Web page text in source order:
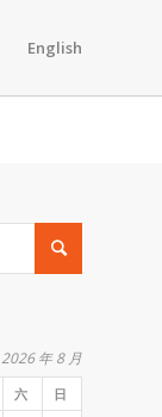
English
2026 年 8 月
六
日